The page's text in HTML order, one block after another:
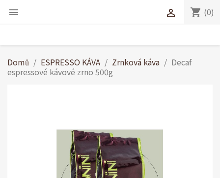
 shopping_cart (0)

Domů ESPRESSO KÁVA Zrnková káva
Decaf
espressové kávové zrno 500g